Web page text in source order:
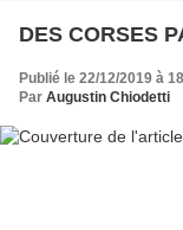
DES CORSES
Publié le 22/12/2019 à
Par Augustin Chiodetti